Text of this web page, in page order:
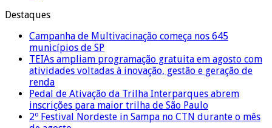
Destaques
Campanha de Multivacinação começa nos 645
municípios de SP
TEIAs ampliam programação gratuita em agosto com
atividades voltadas à inovação, gestão e geração de
renda
Pedal de Ativação da Trilha Interparques abrem
inscrições para maior trilha de São Paulo
2º Festival Nordeste in Sampa no CTN durante o mês